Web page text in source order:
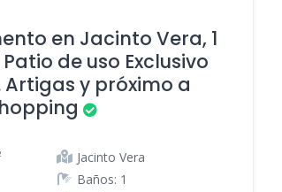
en Jacinto Vera, 1
de uso Exclusivo
Artigas y próximo a
Jacinto Vera
Baños: 1